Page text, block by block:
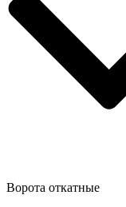
Ворота откатные